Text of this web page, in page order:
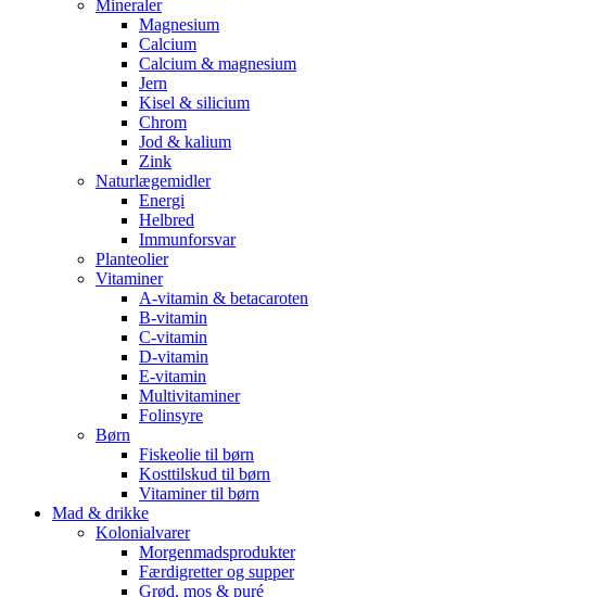
Mineraler
Magnesium
Calcium
Calcium & magnesium
Jern
Kisel & silicium
Chrom
Jod & kalium
Zink
Naturlægemidler
Energi
Helbred
Immunforsvar
Planteolier
Vitaminer
A-vitamin & betacaroten
B-vitamin
C-vitamin
D-vitamin
E-vitamin
Multivitaminer
Folinsyre
Børn
Fiskeolie til børn
Kosttilskud til børn
Vitaminer til børn
Mad & drikke
Kolonialvarer
Morgenmadsprodukter
Færdigretter og supper
Grød, mos & puré